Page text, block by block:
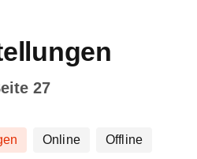
27
Online Offline